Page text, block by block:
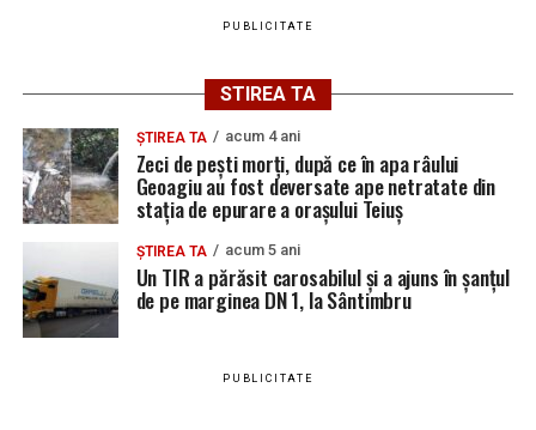
PUBLICITATE
STIREA TA
ȘTIREA TA acum 4 ani
Zeci de pești morți, după ce în apa râului
Geoagiu au fost deversate ape netratate din
stația de epurare a orașului Teiuș
ȘTIREA TA acum 5 ani
Un TIR a părăsit carosabilul și a ajuns în șanțul
de pe marginea DN 1, la Sântimbru
PUBLICITATE